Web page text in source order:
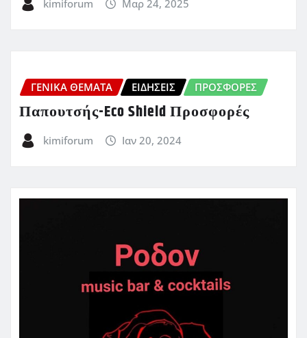
kimiforum Μαρ 24, 2025
ΓΕΝΙΚΑ ΘΕΜΑΤΑ ΕΙΔΗΣΕΙΣ ΠΡΟΣΦΟΡΈΣ
Παπουτσής-Eco Shield Προσφορές
kimiforum Ιαν 20, 2024